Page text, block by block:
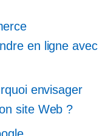
en ligne avec
envisager
site Web ?